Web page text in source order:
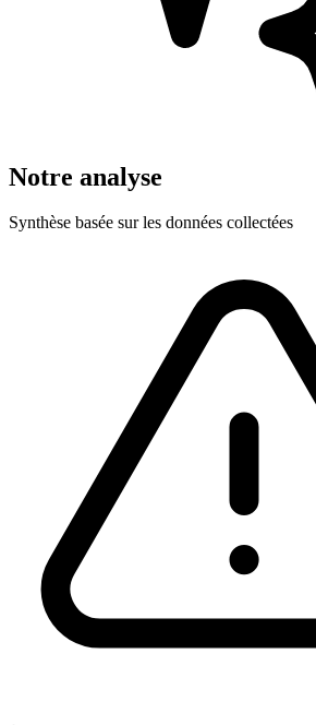
Notre analyse
Synthèse basée sur les données collectées